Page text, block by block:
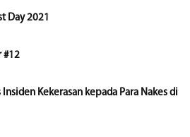
Day 2021
#12
Kekerasan kepada Para Nakes di